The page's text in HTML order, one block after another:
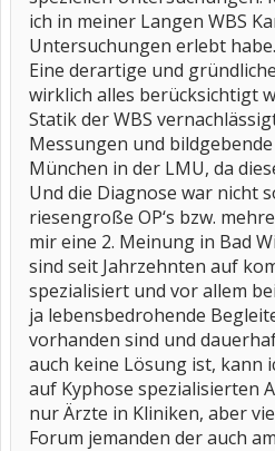
ich in meiner Langen WBS
Untersuchungen erlebt
Eine derartige und
wirklich alles berücksichtigt
Statik der WBS
Messungen und
München in der LMU, da
Und die Diagnose war nicht
riesengroße OP‘s bzw.
mir eine 2. Meinung in Bad
sind seit Jahrzehnten auf
spezialisiert und vor allem
ja lebensbedrohende
vorhanden sind und
auch keine Lösung ist, kann
auf Kyphose spezialisierten
nur Ärzte in Kliniken, aber
Forum jemanden der auch